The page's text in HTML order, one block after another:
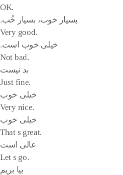
.OK
بسیار خوب، بسیار خُب.
.Very good
خیلی خوب است.
.Not bad
بد نیست
.Just fine
خیلی خوب
.Very nice
خیلی خوب
.That s great
عالی است
.Let s go
بیا بریم